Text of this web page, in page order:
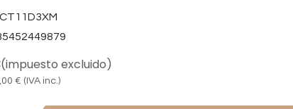
(impuesto excluido)
€ (IVA inc.)